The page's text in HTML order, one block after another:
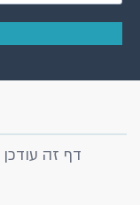
דף זה עודכן